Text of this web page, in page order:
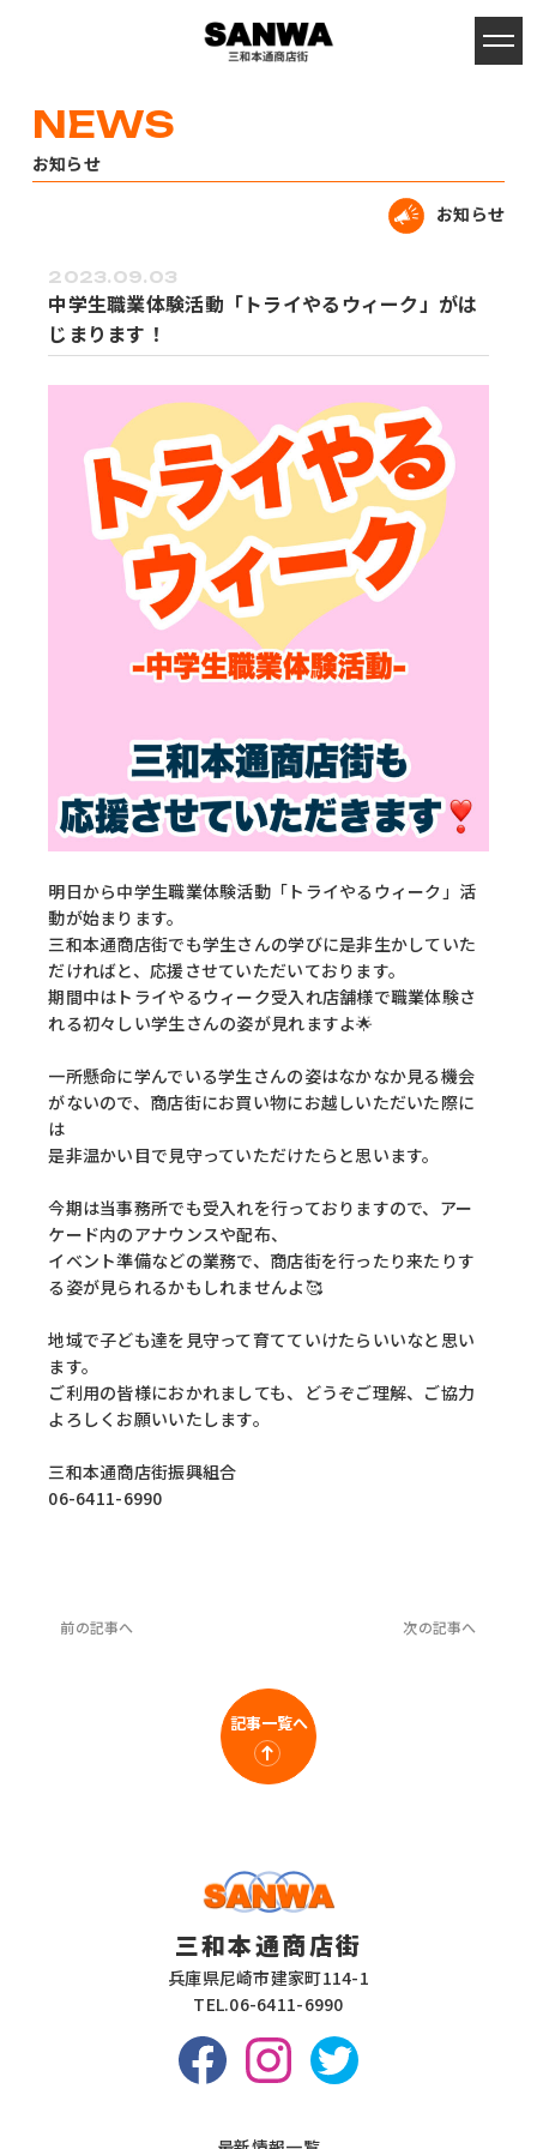
お知らせ
お知らせ
2023.09.03
中学生職業体験活動「トライやるウィーク」がは
じまります！
明日から中学生職業体験活動「トライやるウィーク」活
動が始まります。
三和本通商店街でも学生さんの学びに是非生かしていた
だければと、応援させていただいております。
期間中はトライやるウィーク受入れ店舗様で職業体験さ
れる初々しい学生さんの姿が見れますよ🌟
一所懸命に学んでいる学生さんの姿はなかなか見る機会
がないので、商店街にお買い物にお越しいただいた際に
は
是非温かい目で見守っていただけたらと思います。
今期は当事務所でも受入れを行っておりますので、アー
ケード内のアナウンスや配布、
イベント準備などの業務で、商店街を行ったり来たりす
る姿が見られるかもしれませんよ🥰
地域で子ども達を見守って育てていけたらいいなと思い
ます。
ご利用の皆様におかれましても、どうぞご理解、ご協力
よろしくお願いいたします。
三和本通商店街振興組合
06-6411-6990
前の記事へ 次の記事へ
記事一覧へ
三和本通商店街
兵庫県尼崎市建家町114-1
TEL.06-6411-6990